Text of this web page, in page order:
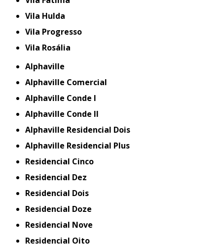
Vila Hulda
Vila Progresso
Vila Rosália
Alphaville
Alphaville Comercial
Alphaville Conde I
Alphaville Conde II
Alphaville Residencial Dois
Alphaville Residencial Plus
Residencial Cinco
Residencial Dez
Residencial Dois
Residencial Doze
Residencial Nove
Residencial Oito